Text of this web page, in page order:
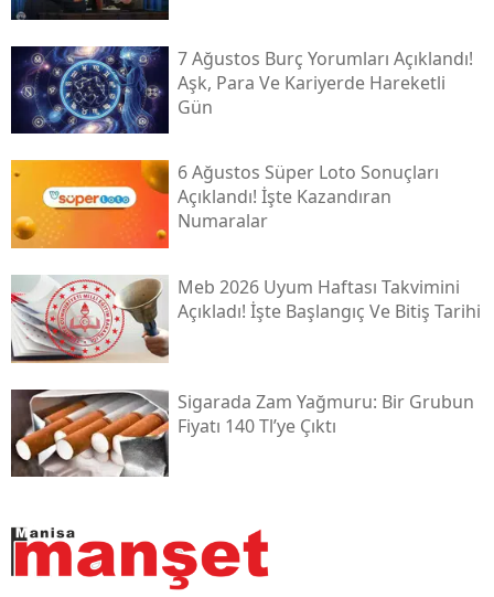
7 Ağustos Burç Yorumları Açıklandı!
Aşk, Para Ve Kariyerde Hareketli
Gün
6 Ağustos Süper Loto Sonuçları
Açıklandı! İşte Kazandıran
Numaralar
Meb 2026 Uyum Haftası Takvimini
Açıkladı! İşte Başlangıç Ve Bitiş Tarihi
Sigarada Zam Yağmuru: Bir Grubun
Fiyatı 140 Tl’ye Çıktı